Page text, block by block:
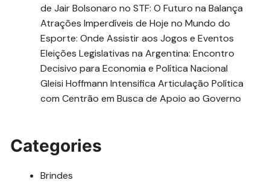
de Jair Bolsonaro no STF: O Futuro na Balança
Atrações Imperdíveis de Hoje no Mundo do
Esporte: Onde Assistir aos Jogos e Eventos
Eleições Legislativas na Argentina: Encontro
Decisivo para Economia e Política Nacional
Gleisi Hoffmann Intensifica Articulação Política
com Centrão em Busca de Apoio ao Governo
Categories
Brindes